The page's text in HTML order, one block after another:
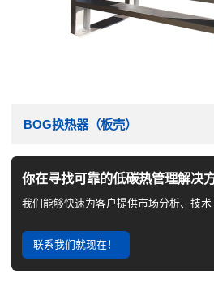
BOG换热器（板壳）
你在寻找可靠的低碳热管理解决
我们能够快速为客户提供市场分析、技
联系我们就现在！